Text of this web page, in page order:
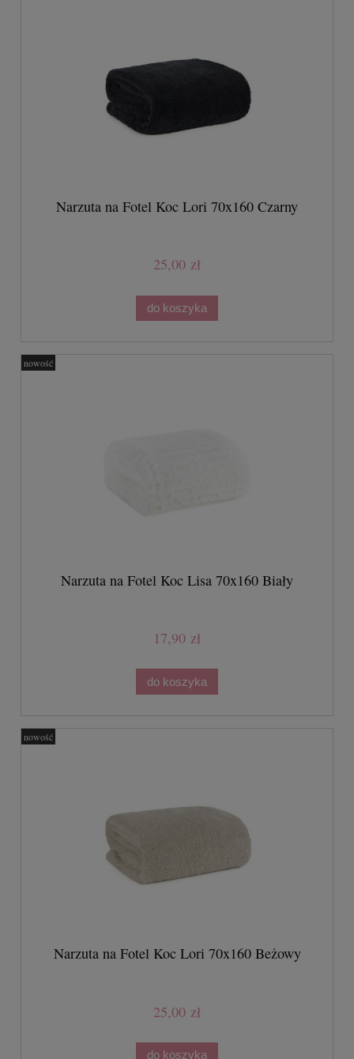
Narzuta na Fotel Koc Lori 70x160 Czarny
25,00 zł
do koszyka
Narzuta na Fotel Koc Lisa 70x160 Biały
17,90 zł
do koszyka
nowość
Narzuta na Fotel Koc Lori 70x160 Beżowy
25,00 zł
do koszyka
nowość